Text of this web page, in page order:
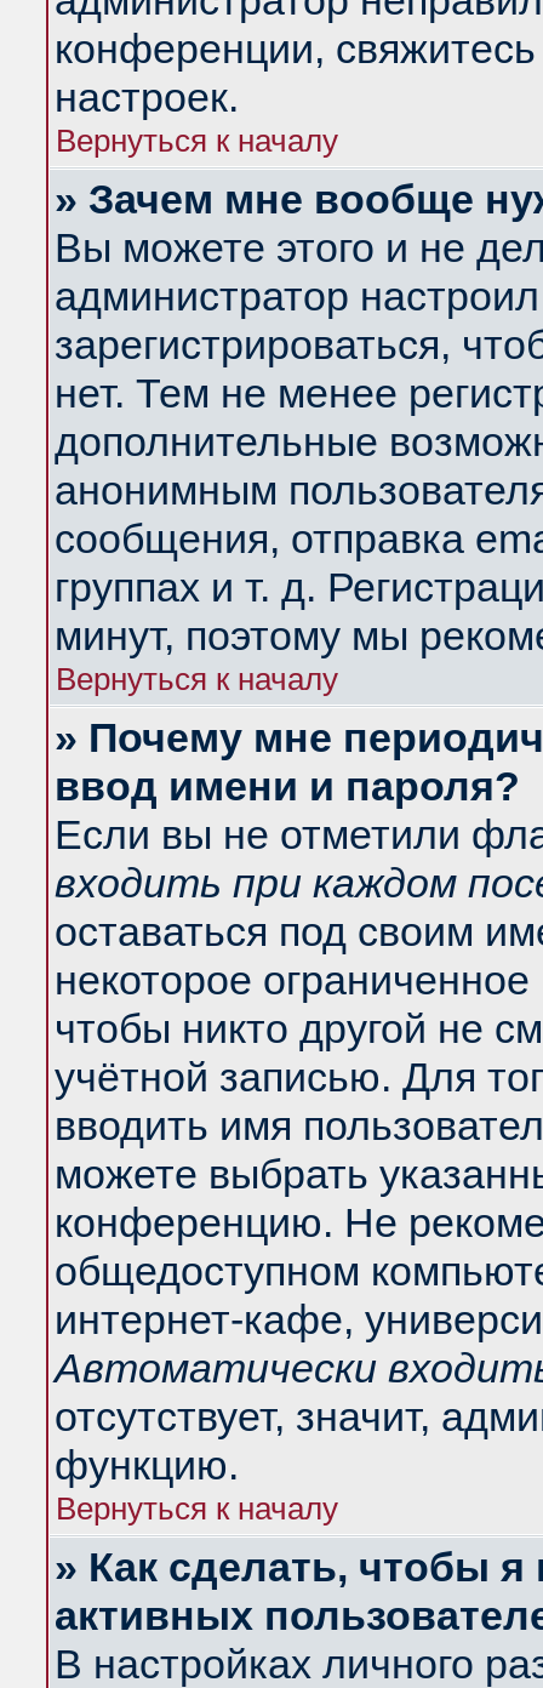
конференции,
настроек.
Вернуться к началу
» Зачем мне вообще
Вы можете этого и не
администратор
зарегистрироваться,
нет. Тем не менее
дополнительные
анонимным
сообщения, отправка
группах и т. д.
минут, поэтому мы
Вернуться к началу
» Почему мне
ввод имени и пароля?
Если вы не отметили
входить при каждом
оставаться под своим
некоторое
чтобы никто другой не
учётной записью. Для
вводить имя
можете выбрать
конференцию. Не
общедоступном
интернет-кафе,
Автоматически
отсутствует, значит,
функцию.
Вернуться к началу
» Как сделать, чтобы
активных
В настройках личного